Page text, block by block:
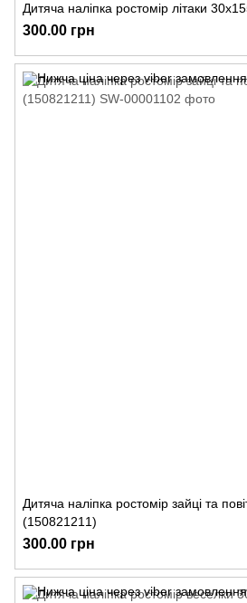
Дитяча наліпка ростомір літаки
300.00 грн
Дитяча наліпка ростомір зайці та
(150821211)
300.00 грн